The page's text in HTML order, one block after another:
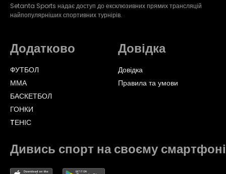
Setanta Sports надає доступ до ексклюзивних прямих трансляцій
найпопулярніших спортивних турнірів.
Додатково
ФУТБОЛ
ММА
БАСКЕТБОЛ
ГОНКИ
TЕНІС
Довідка
Довідка
Правила та умови
Дивись спорт на своєму смартфоні